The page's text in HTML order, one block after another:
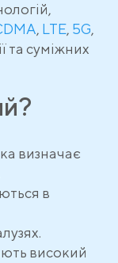
, LTE, 5G,
та суміжних
визначає
в
високий